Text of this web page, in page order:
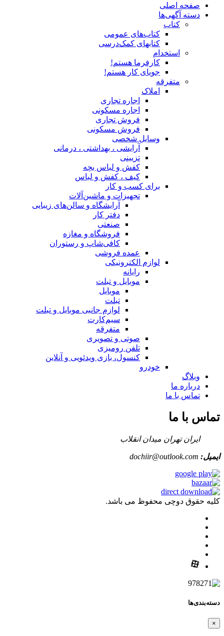
صفحه اصلی
دسته آگهی‌ها
کتاب
کتاب‌های عمومی
کتابهای کمک‌درسی
استخدام
کارفرما هستم!
جویای کار هستم!
متفرقه
املاک
اجاره تجاری
اجاره مسکونی
فروش تجاری
فروش مسکونی
وسایل شخصی
آرایشی ، بهداشتی ، درمانی
تزیینی
کفش و لباس بچه
کیف ، کفش و لباس
برای کسب و کار
تجهیزات و ماشین‌آلات
آرایشگاه و سالن‌های زیبایی
دفتر کار
صنعتی
فروشگاه و مغازه
کافی‌شاپ و رستوران
عمده فروشی
لوازم الکترونیکی
رایانه
موبایل و تبلت
موبایل
تبلت
لوازم جانبی موبایل و تبلت
سیم‌کارت
متفرقه
صوتی و تصویری
تلفن رومیزی
کنسول، بازی‌ ویدئویی و آنلاین
خودرو
وبلاگ
درباره ما
تماس با ما
تماس با ما
ایران تهران میدان انقلاب
ایمیل: dochiir@outlook.com
کلیه حقوق دوچی محفوظ می باشد.
دسته‌بندی‌ها
×